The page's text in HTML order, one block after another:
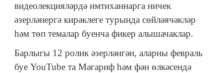
видеолекцияләрдә имтиханнарга ничек
әзерләнергә кирәклеге турында сөйләячәкләр
һәм төп темалар буенча фикер алышачаклар.
Барлыгы 12 ролик әзерләнгән, аларны февраль
буе YouTube та Мәгариф һәм фән өлкәсендә